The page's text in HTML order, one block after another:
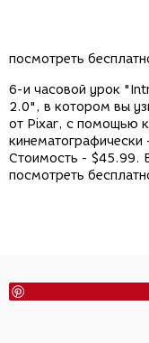
посмотреть
6-и часовой урок
2.0", в котором вы
от Pixar, с помощью
кинематографически
Стоимость - $45.99.
посмотреть